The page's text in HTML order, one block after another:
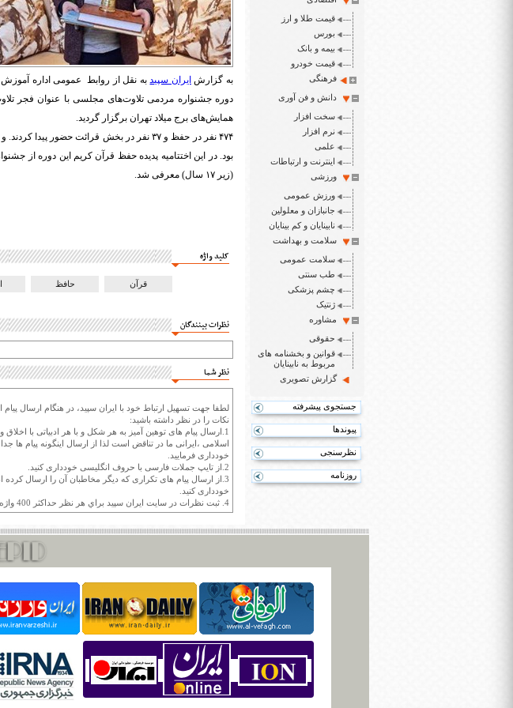
قیمت طلا و ارز
بورس
بیمه و بانک
قیمت خودرو
فرهنگی
دانش و فن آوری
سخت افزار
نرم افزار
علمی
اینترنت و ارتباطات
ورزشی
ورزش عمومی
جانبازان و معلولین
نابینایان و کم بینایان
سلامت و بهداشت
سلامت عمومی
طب سنتی
چشم پزشکی
ژنتیک
مشاوره
حقوقی
قوانین و بخشنامه های
مربوط به نابینایان
گزارش تصویری
جستجوی پیشرفته
پیوندها
نظرسنجی
روزنامه
به گزارش ایران سپیدبه نقل از روابط عمومی اداره آموزش
دوره جشنواره مردمی تلاوت‌های مجلسی با عنوان فجر
همایش‌های برج میلاد تهران برگزار گردید.
بود. در این اختتامیه پدیده حفظ قرآن کریم این دوره از
(زیر ۱۷ سال) معرفی شد.
کلید واژه
قرآن حافظ
نظرات بینندگان
نظر شما
لطفا جهت تسهیل ارتباط خود با ایران سپید، در هنگام ارسال پیام
نکات را در نظر داشته باشید:
1.ارسال پیام های توهین آمیز به هر شکل و با هر ادبیاتی با
اسلامی ،ایرانی ما در تناقض است لذا از ارسال اینگونه پیام ها جدا
خودداری فرمایید.
2.از تایپ جملات فارسی با حروف انگلیسی خودداری کنید.
3.از ارسال پیام های تکراری که دیگر مخاطبان آن را ارسال کرده
خودداری کنید.
4. ثبت نظرات در سايت ايران سپيد براي هر نظر حداکثر 400 واژه است.